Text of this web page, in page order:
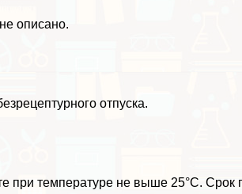
описано.
отпуска.
при температуре не выше 25°С. Срок